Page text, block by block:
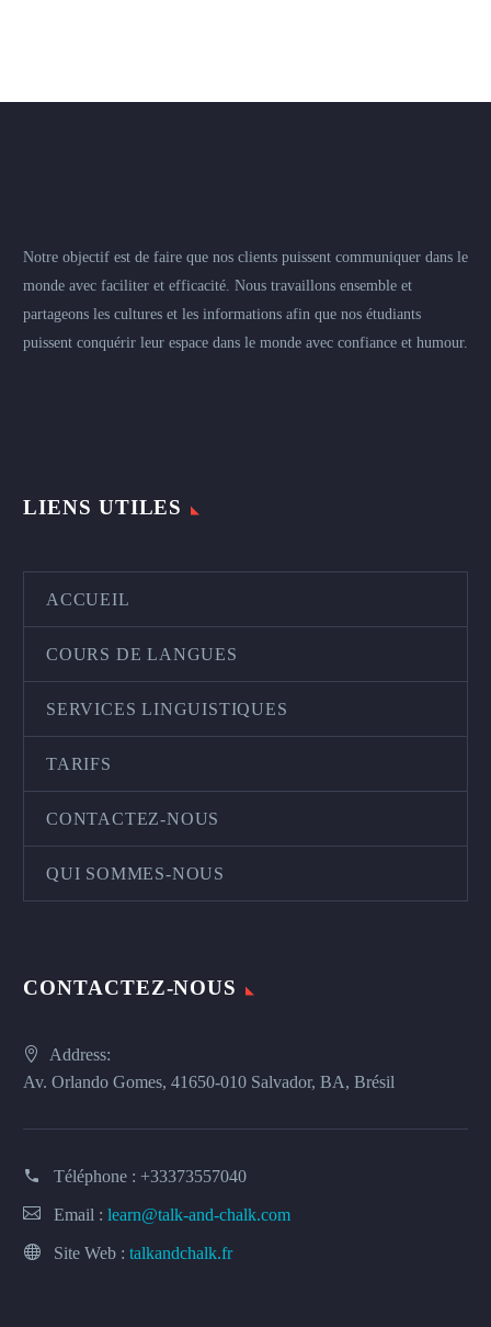
Notre objectif est de faire que nos clients puissent communiquer dans le
monde avec faciliter et efficacité. Nous travaillons ensemble et
partageons les cultures et les informations afin que nos étudiants
puissent conquérir leur espace dans le monde avec confiance et humour.
LIENS UTILES
ACCUEIL
COURS DE LANGUES
SERVICES LINGUISTIQUES
TARIFS
CONTACTEZ-NOUS
QUI SOMMES-NOUS
CONTACTEZ-NOUS
Address:
Av. Orlando Gomes, 41650-010 Salvador, BA, Brésil
Téléphone : +33373557040
Email : learn@talk-and-chalk.com
Site Web : talkandchalk.fr